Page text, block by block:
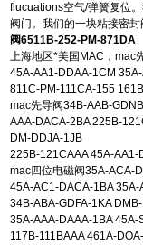
flucuations空气/弹簧复位
阀门。我们的一块粘接密
阀6511B-252-PM-871DA
上海地区*美国MAC，mac
45A-AA1-DDAA-1CM
811C-PM-111CA-155
mac先导阀34B-AAB-
AAA-DACA-2BA 225B-
DM-DDJA-1JB
225B-121CAAA 45A-AA1-
mac四位电磁阀35A-ACA-
45A-AC1-DACA-1BA
34B-ABA-GDFA-1KA
35A-AAA-DAAA-1BA
117B-111BAAA 461A-